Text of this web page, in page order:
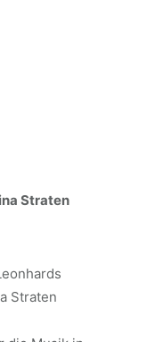
Straten
Straten